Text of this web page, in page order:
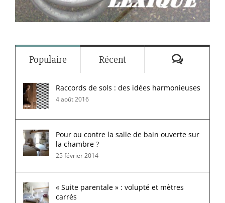
Populaire Récent
Raccords de sols : des idées harmonieuses
4 août 2016
Pour ou contre la salle de bain ouverte sur
la chambre ?
25 février 2014
« Suite parentale » : volupté et mètres
carrés